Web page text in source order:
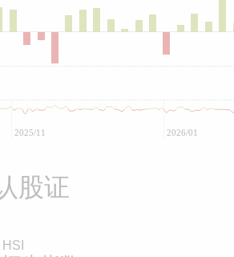
2025/11 2026/01
股证
HSI